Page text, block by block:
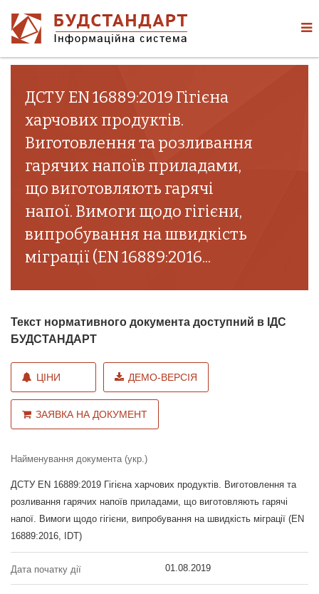
ДСТУ EN 16889:2019 Гігієна
харчових продуктів.
Виготовлення та розливання
гарячих напоїв приладами,
що виготовляють гарячі
напої. Вимоги щодо гігієни,
випробування на швидкість
міграції (EN 16889:2016...
Текст нормативного документа доступний в ІДС
БУДСТАНДАРТ
ЦІНИ ДЕМО-ВЕРСІЯ
ЗАЯВКА НА ДОКУМЕНТ
Найменування документа (укр.)
ДСТУ EN 16889:2019 Гігієна харчових продуктів. Виготовлення та
розливання гарячих напоїв приладами, що виготовляють гарячі
напої. Вимоги щодо гігієни, випробування на швидкість міграції (EN
16889:2016, IDT)
Дата початку дії 01.08.2019